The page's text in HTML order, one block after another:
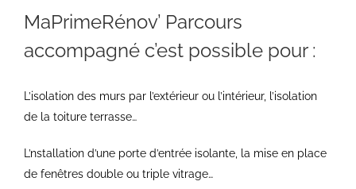
MaPrimeRénov’ Parcours
accompagné c’est possible pour :
L’isolation des murs par l’extérieur ou l’intérieur, l’isolation
de la toiture terrasse…
L’nstallation d’une porte d’entrée isolante, la mise en place
de fenêtres double ou triple vitrage…